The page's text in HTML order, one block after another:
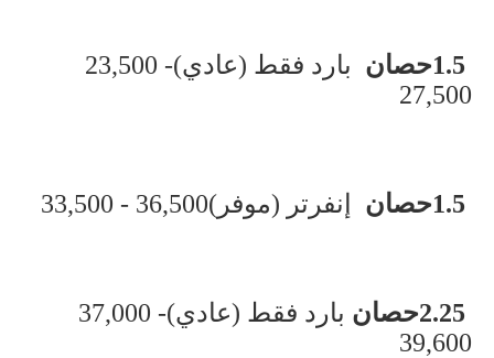
1.5حصان بارد فقط (عادي)23,500 -
27,500
1.5حصان إنفرتر (موفر)33,500 - 36,500
2.25حصان بارد فقط (عادي)37,000 -
39,600